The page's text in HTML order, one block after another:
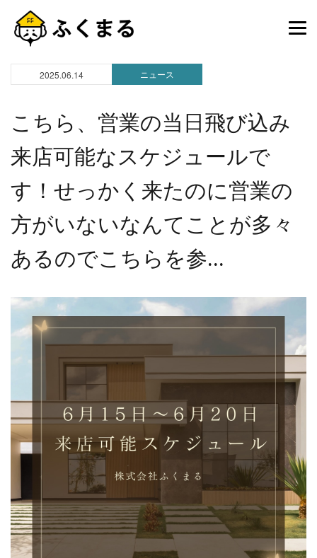
2025.06.14 ニュース
こちら、営業の当日飛び込み
来店可能なスケジュールで
す！せっかく来たのに営業の
方がいないなんてことが多々
あるのでこちらを参...